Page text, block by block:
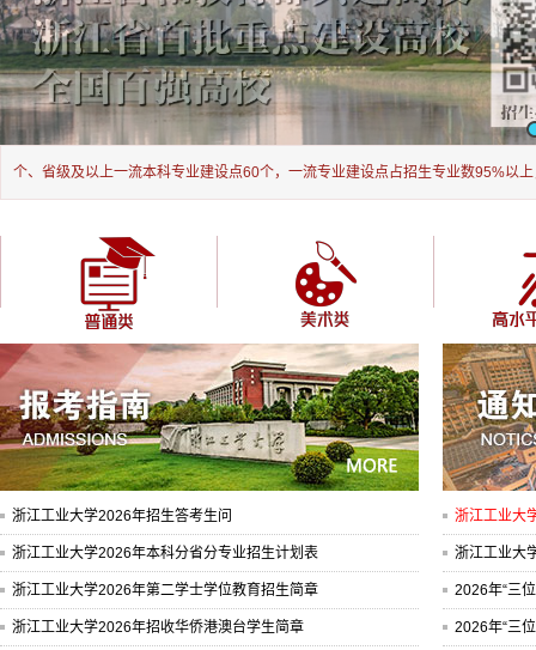
、省级及以上一流本科专业建设点60个，一流专业建设点占招生专业数95%以上
浙江工业大学2026年招生答考生问
浙江工业大学2026年本科分省分专业招生计划表
浙江工业大学2026年第二学士学位教育招生简章
浙江工业大学2026年招收华侨港澳台学生简章
浙江工业大
2026年“三
2026年“三